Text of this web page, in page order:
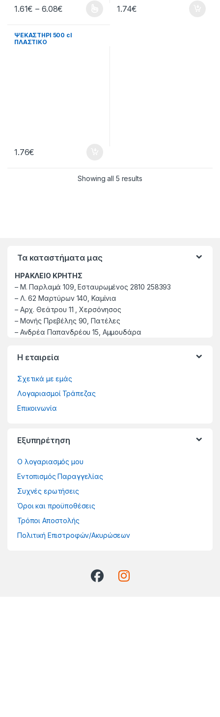
1.61€ – 6.08€ Price range: 1.61€ through 6.08€
This product has multiple variants. The options may be chosen
1.74€
ΨΕΚΑΣΤΗΡΙ 500 cl
ΠΛΑΣΤΙΚΟ
1.76€
Showing all 5 results
Τα καταστήματα μας
ΗΡΑΚΛΕΙΟ ΚΡΗΤΗΣ
– M. Παρλαμά 109, Εσταυρωμένος 2810 258393
–Λ. 62 Μαρτύρων 140, Καμίνια
– Αρχ. Θεάτρου 11 , Χερσόνησος
– Μονής Πρεβέλης 90, Πατέλες
– Ανδρέα Παπανδρέου 15, Αμμουδάρα
Η εταιρεία
Σχετικά με εμάς
Λογαριασμοί Τράπεζας
Επικοινωνία
Εξυπηρέτηση
Ο λογαριασμός μου
Εντοπισμός Παραγγελίας
Συχνές ερωτήσεις
Όροι και προϋποθέσεις
Τρόποι Αποστολής
Πολιτική Επιστροφών/Ακυρώσεων